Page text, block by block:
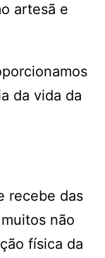
artesã e
da vida da
recebe das
não
física da